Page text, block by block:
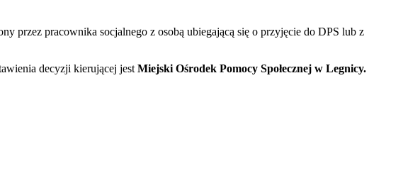
przez pracownika socjalnego z osobą ubiegającą się o przyjęcie do DPS lub z
decyzji kierującej jest Miejski Ośrodek Pomocy Społecznej w Legnicy.